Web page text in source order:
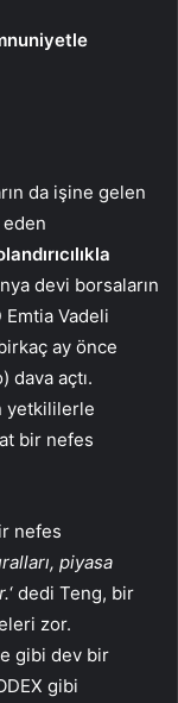
da işine gelen
devi borsaların
Emtia Vadeli
ay önce
dava açtı.
yetkililerle
bir nefes
nefes
piyasa
‘ dedi Teng, bir
zor.
gibi dev bir
gibi